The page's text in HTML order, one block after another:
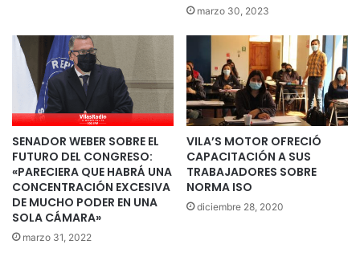
marzo 30, 2023
SENADOR WEBER SOBRE EL
FUTURO DEL CONGRESO:
«PARECIERA QUE HABRÁ UNA
CONCENTRACIÓN EXCESIVA
DE MUCHO PODER EN UNA
SOLA CÁMARA»
marzo 31, 2022
VILA’S MOTOR OFRECIÓ
CAPACITACIÓN A SUS
TRABAJADORES SOBRE
NORMA ISO
diciembre 28, 2020